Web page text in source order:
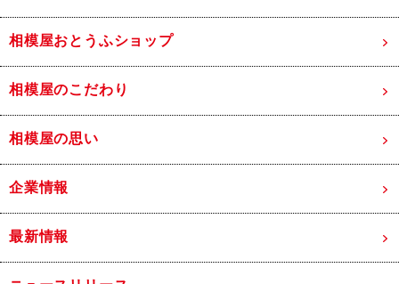
相模屋おとうふショップ
相模屋のこだわり
相模屋の思い
企業情報
最新情報